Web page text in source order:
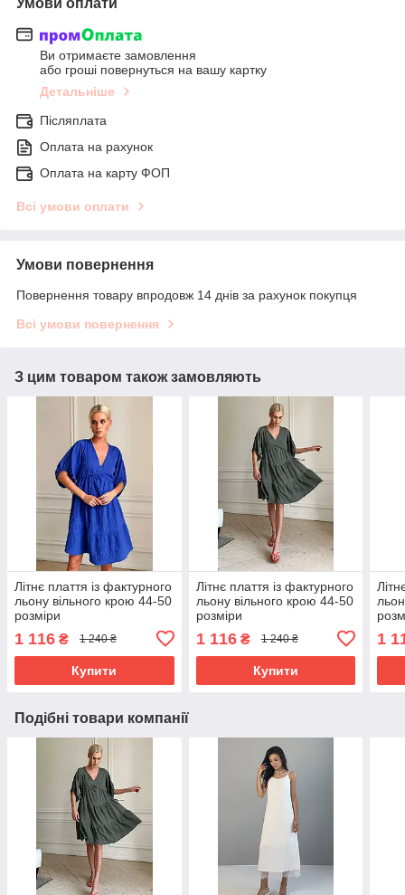
Ви отримаєте замовлення
або гроші повернуться на вашу картку
Детальніше
Післяплата
Оплата на рахунок
Оплата на карту ФОП
Всі умови оплати
Умови повернення
Повернення товару впродовж 14 днів за рахунок покупця
Всі умови повернення
З цим товаром також замовляють
Літнє плаття із фактурного
льону вільного крою 44-50
розміри
1 116 ₴ 1 240 ₴
Купити
Літнє плаття із фактурного
льону вільного крою 44-50
розміри
1 116₴ 1 240 ₴
Купити
1
Подібні товари компанії